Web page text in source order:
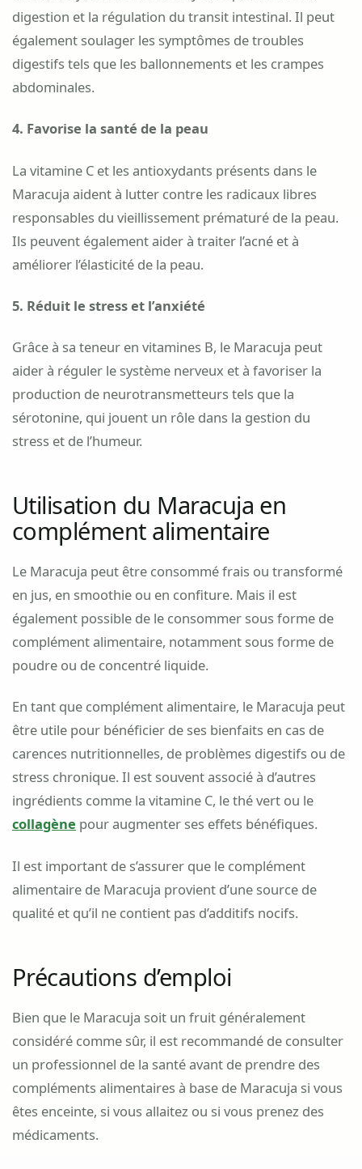
digestion et la régulation du transit intestinal. Il peut
également soulager les symptômes de troubles
digestifs tels que les ballonnements et les crampes
abdominales.
4. Favorise la santé de la peau
La vitamine C et les antioxydants présents dans le
Maracuja aident à lutter contre les radicaux libres
responsables du vieillissement prématuré de la peau.
Ils peuvent également aider à traiter l’acné et à
améliorer l’élasticité de la peau.
5. Réduit le stress et l’anxiété
Grâce à sa teneur en vitamines B, le Maracuja peut
aider à réguler le système nerveux et à favoriser la
production de neurotransmetteurs tels que la
sérotonine, qui jouent un rôle dans la gestion du
stress et de l’humeur.
Utilisation du Maracuja en
complément alimentaire
Le Maracuja peut être consommé frais ou transformé
en jus, en smoothie ou en confiture. Mais il est
également possible de le consommer sous forme de
complément alimentaire, notamment sous forme de
poudre ou de concentré liquide.
En tant que complément alimentaire, le Maracuja peut
être utile pour bénéficier de ses bienfaits en cas de
carences nutritionnelles, de problèmes digestifs ou de
stress chronique. Il est souvent associé à d’autres
ingrédients comme la vitamine C, le thé vert ou le
collagène pour augmenter ses effets bénéfiques.
Il est important de s’assurer que le complément
alimentaire de Maracuja provient d’une source de
qualité et qu’il ne contient pas d’additifs nocifs.
Précautions d’emploi
Bien que le Maracuja soit un fruit généralement
considéré comme sûr, il est recommandé de consulter
un professionnel de la santé avant de prendre des
compléments alimentaires à base de Maracuja si vous
êtes enceinte, si vous allaitez ou si vous prenez des
médicaments.